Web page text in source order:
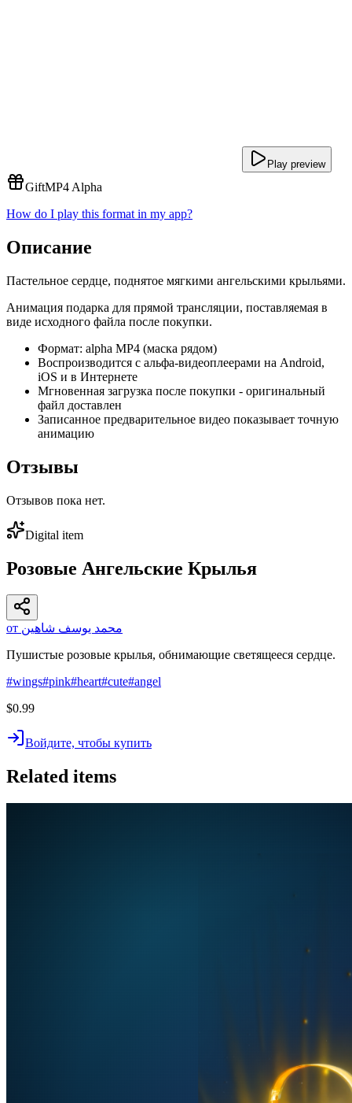
Play preview
GiftMP4 Alpha
How do I play this format in my app?
Описание
Пастельное сердце, поднятое мягкими ангельскими крыльями.
Анимация подарка для прямой трансляции, поставляемая в
виде исходного файла после покупки.
Формат: alpha MP4 (маска рядом)
Воспроизводится с альфа-видеоплеерами на Android,
iOS и в Интернете
Мгновенная загрузка после покупки - оригинальный
файл доставлен
Записанное предварительное видео показывает точную
анимацию
Отзывы
Отзывов пока нет.
Digital item
Розовые Ангельские Крылья
от محمد يوسف شاهين
Пушистые розовые крылья, обнимающие светящееся сердце.
#wings#pink#heart#cute#angel
$0.99
Войдите, чтобы купить
Related items